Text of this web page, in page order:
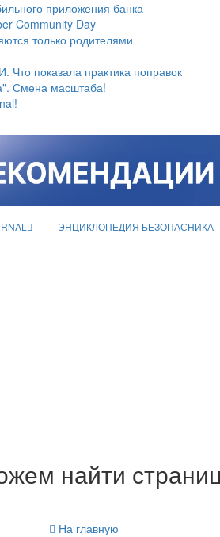
приложения банка
Community Day
только родителями
показала практика поправок
Смена масштаба!
ЭНЦИКЛОПЕДИЯ БЕЗОПАСНИКА
найти
На главную